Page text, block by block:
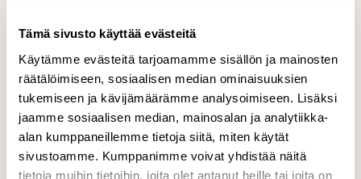
Tämä sivusto käyttää evästeitä
Käytämme evästeitä tarjoamamme sisällön ja mainosten
räätälöimiseen, sosiaalisen median ominaisuuksien
tukemiseen ja kävijämäärämme analysoimiseen. Lisäksi
jaamme sosiaalisen median, mainosalan ja analytiikka-
alan kumppaneillemme tietoja siitä, miten käytät
sivustoamme. Kumppanimme voivat yhdistää näitä
tietoja muihin tietoihin, joita olet antanut heille tai joita on
Peippo aikoo talvehtia
täällä